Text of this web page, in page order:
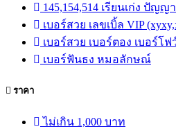
145,154,514 เรียนเก่ง ปัญญ
เบอร์สวย เลขเบิ้ล VIP
เบอร์สวย เบอร์ตอง เบอร์โฟ
เบอร์ฟันธง หมอลักษณ์
ราคา
ไม่เกิน 1,000 บาท